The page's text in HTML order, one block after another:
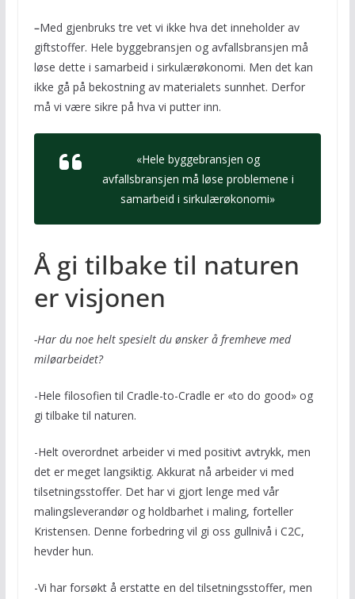
–Med gjenbruks tre vet vi ikke hva det inneholder av
giftstoffer. Hele byggebransjen og avfallsbransjen må
løse dette i samarbeid i sirkulærøkonomi. Men det kan
ikke gå på bekostning av materialets sunnhet. Derfor
må vi være sikre på hva vi putter inn.
«Hele byggebransjen og
avfallsbransjen må løse problemene i
samarbeid i sirkulærøkonomi»
Å gi tilbake til naturen
er visjonen
-Har du noe helt spesielt du ønsker å fremheve med
miløarbeidet?
-Hele filosofien til Cradle-to-Cradle er «to do good» og
gi tilbake til naturen.
-Helt overordnet arbeider vi med positivt avtrykk, men
det er meget langsiktig. Akkurat nå arbeider vi med
tilsetningsstoffer. Det har vi gjort lenge med vår
malingsleverandør og holdbarhet i maling, forteller
Kristensen. Denne forbedring vil gi oss gullnivå i C2C,
hevder hun.
-Vi har forsøkt å erstatte en del tilsetningsstoffer, men